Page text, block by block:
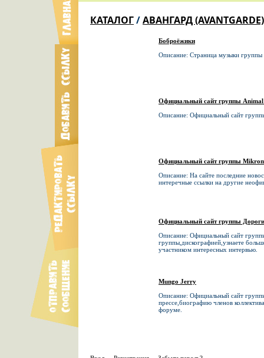
КАТАЛОГ/АВАНГАРД (AVANTGARDE)
Боброёжики
Описание: Страница музыки группы
Официальный сайт группы
Описание: Официальный сайт
Официальный сайт группы
Описание: На сайте последние
интеречные ссылки на другие
Официальный сайт группы
Описание: Официальный сайт
группы,дискографией,узнаете
участником интересных интервью.
Mungo Jerry
Описание: Официальный сайт
прессе,биографию членов
форуме.